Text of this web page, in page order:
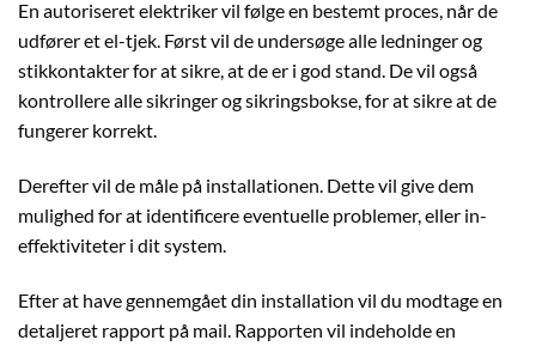
En autoriseret elektriker vil følge en bestemt proces, når de
udfører et el-tjek. Først vil de undersøge alle ledninger og
stikkontakter for at sikre, at de er i god stand. De vil også
kontrollere alle sikringer og sikringsbokse, for at sikre at de
fungerer korrekt.
Derefter vil de måle på installationen. Dette vil give dem
mulighed for at identificere eventuelle problemer, eller in-
effektiviteter i dit system.
Efter at have gennemgået din installation vil du modtage en
detaljeret rapport på mail. Rapporten vil indeholde en